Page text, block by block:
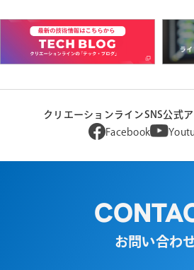
クリエーションラインSNS公式
Facebook
お問い合わ